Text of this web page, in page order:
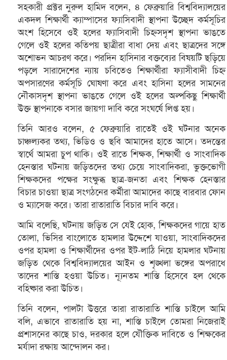
সহকারী প্রক্টর নুরুল হামিদ বলেন, ৪ ফেব্রুয়ারি বিশ্ববিদ্যালয়ের
একদল শিক্ষার্থী ক্যাম্পাসের ফ্যাসিবাদী স্থাপনা উচ্ছেদ কর্মসূচির
অংশ হিসেবে ওই হলের ফ্যাসিবাদী চিহ্নসদৃশ স্থাপনা ভাঙতে
গেলে ওই হলের কতিপয় ছাত্রীরা বাধা দেয় এবং ছাত্রদের সঙ্গে
অশোভন আচরণ করে। পরদিন হাসিনার বক্তব্যের বিষয়টি ছড়িয়ে
পড়লে সারাদেশের ন্যায় চবিতেও শিক্ষার্থীরা ফ্যাসীবাদী চিহ্ন
অপসারণের কর্মসূচি ঘোষণা করে এবং হাসিনা হলের সামনের
নৌকাসদৃশ স্থাপনা ভাঙতে গেলে ওই হলের অল্পকিছু শিক্ষার্থী
উক্ত স্থাপনাকে বসার জায়গা দাবি করে সংঘর্ষে লিপ্ত হয়।
তিনি আরও বলেন, ৫ ফেব্রুয়ারি রাতেই ওই ঘটনার অনেক
চাঞ্চল্যকর তথ্য, ভিডিও ও ছবি আমাদের হাতে আসে। তদন্তের
স্বার্থে আমরা চুপ থাকি। ওই রাতে শিক্ষক, শিক্ষার্থী ও সাংবাদিক
হেনস্তার ঘটনায় জড়িতদের তথ্য চেয়ে সাংবাদিকরা, ভুক্তভোগী
শিক্ষকদের পক্ষের সংক্ষুব্ধ ছাত্র-জনতা এবং শিক্ষক হেনস্তার
বিচার চাওয়া ছাত্র সংগঠনের কর্মীরা আমাদের কাছে বারবার ফোন
ও ম্যাসেজ করে। তারা রাতারাতি বিচার দাবি করে।
আমি বলেছি, ঘটনায় জড়িত সে যেই হোক, শিক্ষকদের গায়ে হাত
তোলা, ভিসির বাংলোতে হামলার উদ্দেশে যাওয়া, সাংবাদিকদের
ওপর হামলা ও শিক্ষার্থীদের ওপর ইট-লাঠি নিয়ে হামলার ঘটনায়
জড়িত থেকে বিশ্ববিদ্যালয়ের আইন ও শৃঙ্খলা ভঙ্গের অপরাধে
তাদের শাস্তি হওয়া উচিত। ন্যূনতম শাস্তি হিসেবে হল থেকে
বহিষ্কার করা উচিত।
তিনি বলেন, পালটা উত্তরে তারা রাতারাতি শাস্তি চাইলে আমি
বলি, এভাবে রাতারাতি হয় না, শাস্তি চাইলে তোমরা নিজেরাই
প্রশাসনের কাছে চাও, দরকার হলে যৌক্তিক দাবিতে ও শিক্ষকের
মর্যাদা রক্ষায় আন্দোলন কর।